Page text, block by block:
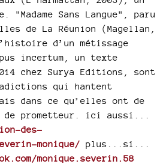
"Madame Sans Langue", paru
de La Réunion (Magellan,
d’un métissage
incertum, un texte
chez Surya Editions, sont
qui hantent
dans ce qu’elles ont de
de prometteur. ici aussi...
des-
monique/ plus...si...
monique.severin.58